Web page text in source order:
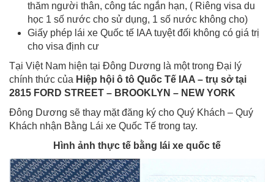
thăm người thân, công tác ngắn hạn, ( Riêng visa du
học 1 số nước cho sử dụng, 1 số nước không cho)
Giấy phép lái xe Quốc tế IAA tuyệt đối không có giá trị
cho visa định cư
Tại Việt Nam hiện tại Đông Dương là một trong Đại lý
chính thức của Hiệp hội ô tô Quốc Tế IAA – trụ sở tại
2815 FORD STREET – BROOKLYN – NEW YORK
Đông Dương sẽ thay mặt đăng ký cho Quý Khách – Quý
Khách nhận Bằng Lái xe Quốc Tế trong tay.
Hình ảnh thực tế bằng lái xe quốc tế